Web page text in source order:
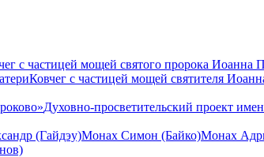
с частицей мощей святого пророка Иоанна
Ковчег с частицей мощей святителя
Духовно-просветительский проект
(Гайдэу)Монах Симон (Байко)Монах